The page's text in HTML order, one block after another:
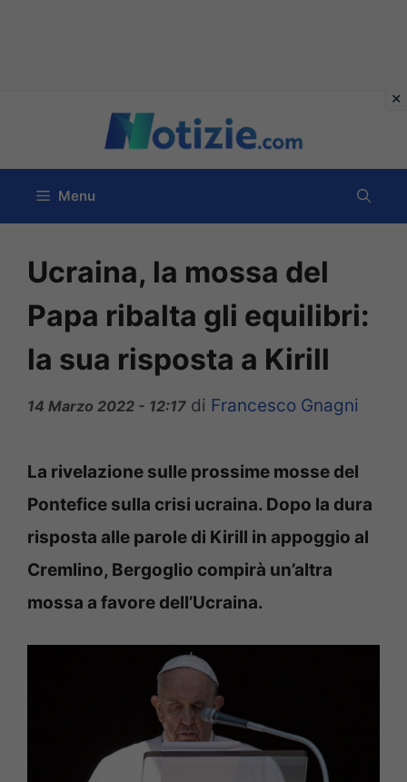
contenuto
Menu
Ucraina, la mossa del
Papa ribalta gli equilibri:
la sua risposta a Kirill
14 Marzo 2022 - 12:17 di Francesco Gnagni
La rivelazione sulle prossime mosse del
Pontefice sulla crisi ucraina. Dopo la dura
risposta alle parole di Kirill in appoggio al
Cremlino, Bergoglio compirà un’altra
mossa a favore dell’Ucraina.